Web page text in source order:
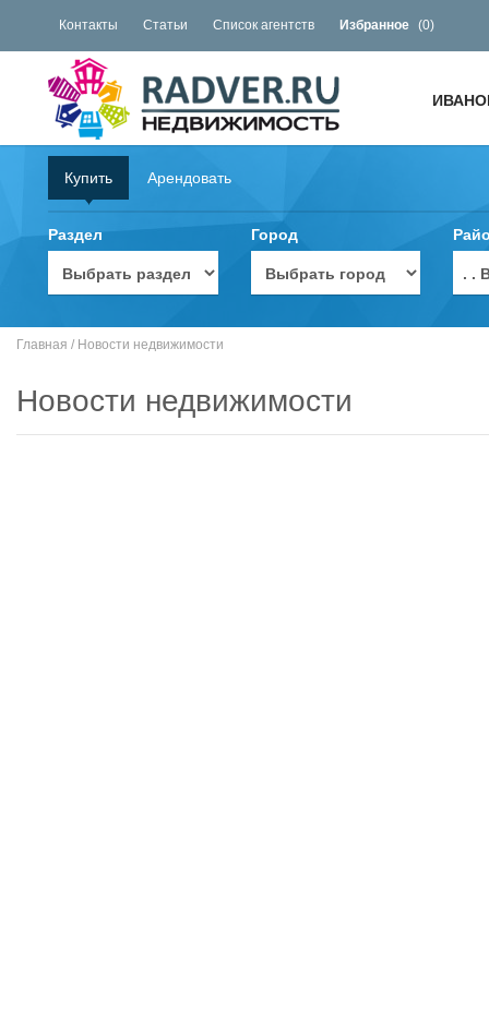
Контакты Статьи Список агентств Избранное (0)
Купить Арендовать
Раздел Город
. .
Главная / Новости недвижимости
Новости недвижимости